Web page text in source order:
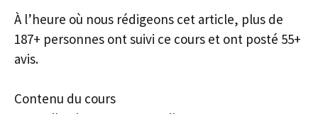
À l’heure où nous rédigeons cet article, plus de
187+ personnes ont suivi ce cours et ont posté 55+
avis.
Contenu du cours